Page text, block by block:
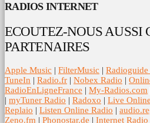
RADIOS INTERNET
ECOUTEZ-NOUS AUSSI
PARTENAIRES
Apple Music | FilterMusic |
TuneIn | Radio.fr | Nobex Radio |
RadioEnLigneFrance | My-Radios.com
| myTuner Radio | Radoxo | Live
Replaio | Listen Online Radio |
Zeno.fm | Phonostar.de | Internet Radio